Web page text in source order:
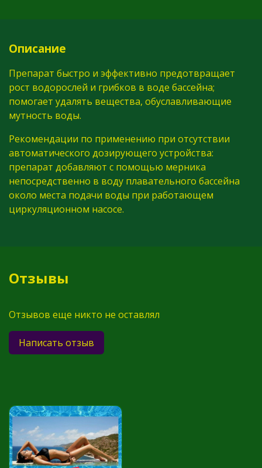
Описание
Препарат быстро и эффективно предотвращает
рост водорослей и грибков в воде бассейна;
помогает удалять вещества, обуславливающие
мутность воды.
Рекомендации по применению при отсутствии
автоматического дозирующего устройства:
препарат добавляют с помощью мерника
непосредственно в воду плавательного бассейна
около места подачи воды при работающем
циркуляционном насосе.
Отзывы
Отзывов еще никто не оставлял
Написать отзыв